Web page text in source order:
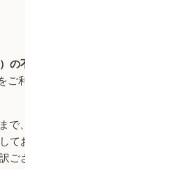
の不具合について
利用いただきましてありがとうご
で、アクセス集中により正常な動
ております。
ございません。